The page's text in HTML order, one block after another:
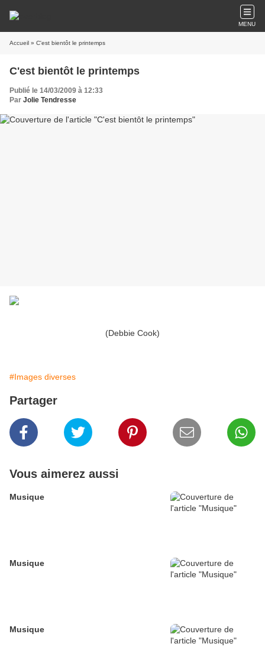
MENU
Accueil » C'est bientôt le printemps
C'est bientôt le printemps
Publié le 14/03/2009 à 12:33
Par Jolie Tendresse
(Debbie Cook)
#Images diverses
Partager
Vous aimerez aussi
Musique
Musique
Musique